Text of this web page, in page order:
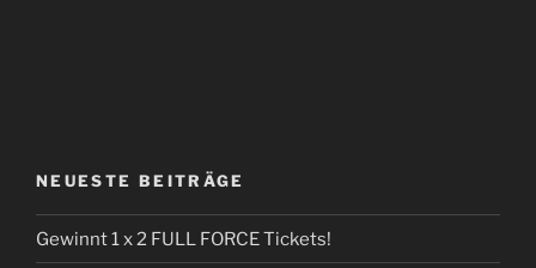
NEUESTE BEITRÄGE
Gewinnt 1 x 2 FULL FORCE Tickets!